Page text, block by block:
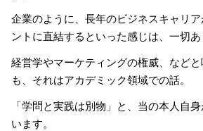
企業のように、長年のビジネスキャリ
ントに直結するといった感じは、一切あ
経営学やマーケティングの権威、などと
も、それはアカデミック領域での話。
「学問と実践は別物」と、当の本人自
います。